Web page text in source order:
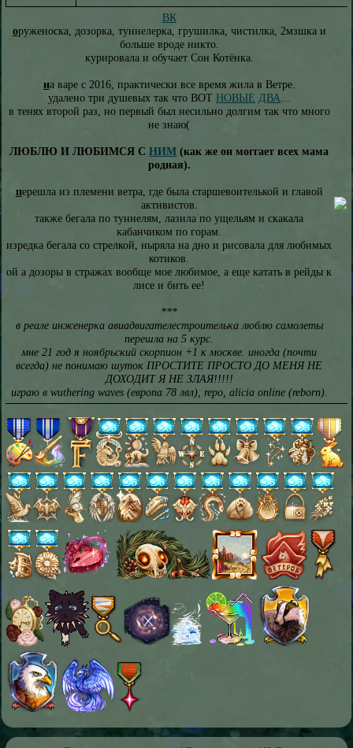
ВК
оруженоска, дозорка, туннелерка, грушилка, чистилка, 2мзшка и
больше вроде никто.
курировала и обучает Сон Котёнка.
на варе с 2016, практически все время жила в Ветре.
удалено три душевых так что ВОТ НОВЫЕ ДВА
в тенях второй раз, но первый был несильно долгим так что много
не знаю(
ЛЮБЛЮ И ЛЮБИМСЯ СНИМ (как же он моггает всех мама
родная).
перешла из племени ветра, где была старшевоителькой и главой
активистов.
также бегала по туннелям, лазила по ущельям и скакала
кабанчиком по горам.
изредка бегала со стрелкой, ныряла на дно и рисовала для любимых
котиков.
ой а дозоры в стражах вообще мое любимое, а еще катать в рейды к
лисе и бить ее!
***
в реале инженерка авиадвигателестроителька люблю самолеты
перешла на 5 курс.
мне 21 год я ноябрьский скорпион +1 к москве. иногда (почти
всегда) не понимаю шуток ПРОСТИТЕ ПРОСТО ДО МЕНЯ НЕ
ДОХОДИТ Я НЕ ЗЛАЯ!!!!!
играю в wuthering waves (европа 78 лвл), repo, alicia online (reborn).